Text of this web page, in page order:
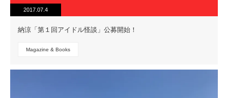
2017.07.4
納涼「第１回アイドル怪談」公募開始！
Magazine & Books